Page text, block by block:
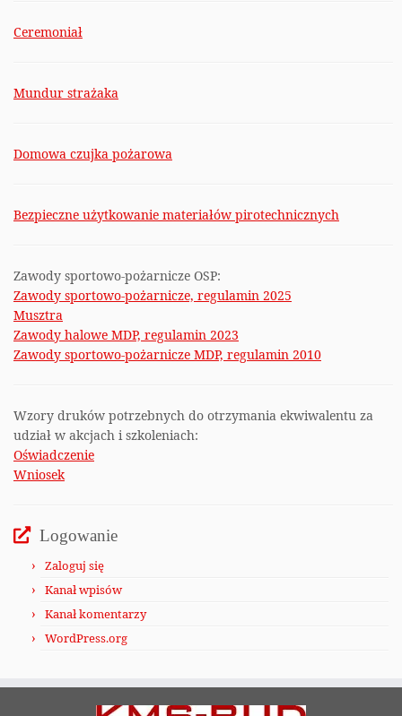
Ceremoniał
Mundur strażaka
Domowa czujka pożarowa
Bezpieczne użytkowanie materiałów pirotechnicznych
Zawody sportowo-pożarnicze OSP:
Zawody sportowo-pożarnicze, regulamin 2025
Musztra
Zawody halowe MDP, regulamin 2023
Zawody sportowo-pożarnicze MDP, regulamin 2010
Wzory druków potrzebnych do otrzymania ekwiwalentu za
udział w akcjach i szkoleniach:
Oświadczenie
Wniosek
Logowanie
Zaloguj się
Kanał wpisów
Kanał komentarzy
WordPress.org